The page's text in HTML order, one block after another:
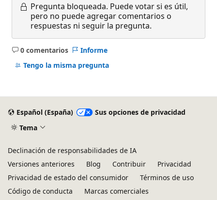
Pregunta bloqueada. Puede votar si es útil,
pero no puede agregar comentarios o
respuestas ni seguir la pregunta.
0 comentarios
No
hay
Informe
Tengo la misma pregunta
Español (España)
Sus opciones de privacidad
Tema
Declinación de responsabilidades de IA
Versiones anteriores
Blog Contribuir
Privacidad
Privacidad de estado del consumidor
Términos de uso
Código de conducta
Marcas comerciales